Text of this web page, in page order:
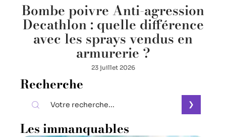
Bombe poivre Anti-agression
Decathlon : quelle différence
avec les sprays vendus en
armurerie ?
23 juillet 2026
Recherche
Les immanquables